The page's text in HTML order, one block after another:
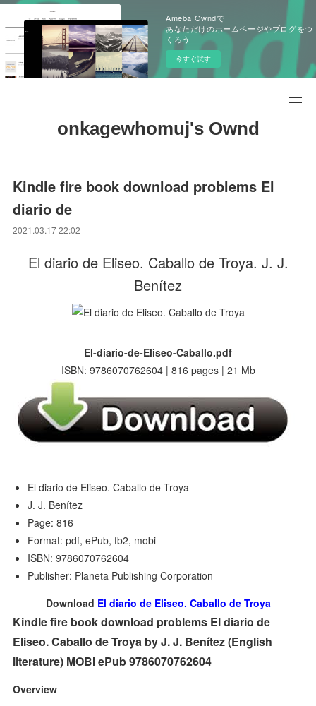
Ameba Owndで
あなただけのホームページやブログをつ
くろう
今すぐ試す
onkagewhomuj's Ownd
Kindle fire book download problems El
diario de
2021.03.17 22:02
El diario de Eliseo. Caballo de Troya. J. J.
Benítez
El-diario-de-Eliseo-Caballo.pdf
ISBN: 9786070762604 | 816 pages | 21 Mb
El diario de Eliseo. Caballo de Troya
J. J. Benítez
Page: 816
Format: pdf, ePub, fb2, mobi
ISBN: 9786070762604
Publisher: Planeta Publishing Corporation
Download El diario de Eliseo. Caballo de Troya
Kindle fire book download problems El diario de
Eliseo. Caballo de Troya by J. J. Benítez (English
literature) MOBI ePub 9786070762604
Overview